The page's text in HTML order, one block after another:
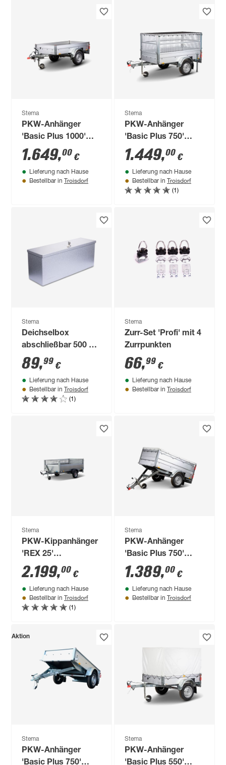
Stema
PKW-Anhänger
'Basic Plus 1000'
gebremst 1000 kg
1.649,00 €
Lieferung nach Hause
Bestellbar in Troisdorf
Stema
PKW-Anhänger
'Basic Plus 750'
ungebremst 750 kg
mit Gitteraufsatz
1.449,00 €
Lieferung nach Hause
Bestellbar in Troisdorf
(1)
Stema
Deichselbox
abschließbar 500 x
150 x 200 mm 15 l
89,99 €
Lieferung nach Hause
Bestellbar in Troisdorf
(1)
Stema
Zurr-Set 'Profi' mit 4
Zurrpunkten
66,99 €
Lieferung nach Hause
Bestellbar in Troisdorf
Stema
PKW-Kippanhänger
'REX 25'
ungebremst 750 kg
mit Gitterbordwand
2.199,00 €
Lieferung nach Hause
Bestellbar in Troisdorf
(1)
Stema
PKW-Anhänger
'Basic Plus 750'
ungebremst 750 kg
mit
Bordwandaufsatz
und Kippdeichsel
1.389,00 €
Lieferung nach Hause
Bestellbar in Troisdorf
Aktion
Stema
PKW-Anhänger
'Basic Plus 750'
Stema
PKW-Anhänger
'Basic Plus 550'